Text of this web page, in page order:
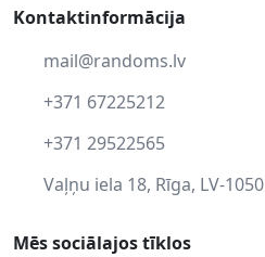
Kontaktinformācija
mail@randoms.lv
+371 67225212
+371 29522565
Vaļņu iela 18, Rīga, LV-1050
Mēs sociālajos tīklos